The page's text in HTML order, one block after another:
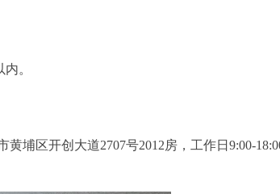
。
埔区开创大道2707号2012房，工作日9:00-